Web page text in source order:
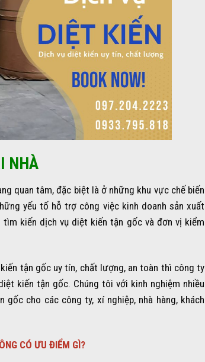
NHÀ
quan tâm, đặc biệt là ở những khu vực chế biến
yếu tố hỗ trợ công việc kinh doanh sản xuất
tìm kiến dịch vụ diệt kiến tận gốc và đơn vị kiểm
tận gốc uy tín, chất lượng, an toàn thì công ty
kiến tận gốc. Chúng tôi với kinh nghiệm nhiều
cho các công ty, xí nghiệp, nhà hàng, khách
CÓ ƯU ĐIỂM GÌ?